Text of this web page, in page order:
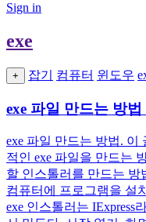
Sign in
exe
+ 잡기 컴퓨터 윈도우
exe 파일 만드는 방
exe 파일 만드는 방법.
적인 exe 파일을 만드는
할 인스톨러를 만드는 방
컴퓨터에 프로그램을 설
exe 인스톨러는 IExpress